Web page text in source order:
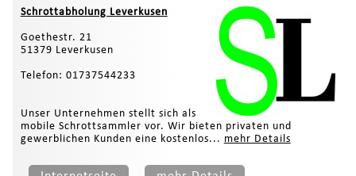
Schrottabholung Leverkusen
Goethestr. 21
51379 Leverkusen
Telefon: 01737544233
Unser Unternehmen stellt sich als
mobile Schrottsammler vor. Wir bieten privaten und
gewerblichen Kunden eine kostenlos... mehr Details